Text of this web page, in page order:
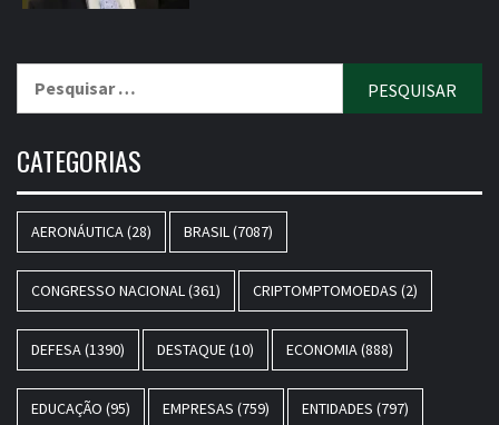
por:
CATEGORIAS
AERONÁUTICA (28) BRASIL (7087)
CONGRESSO NACIONAL (361) CRIPTOMPTOMOEDAS (2)
DEFESA (1390) DESTAQUE(10) ECONOMIA (888)
EDUCAÇÃO (95) EMPRESAS (759) ENTIDADES (797)